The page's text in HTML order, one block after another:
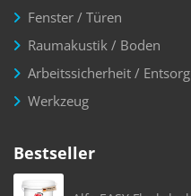
Fenster / Türen
Raumakustik / Boden
Arbeitssicherheit /
Werkzeug
Bestseller